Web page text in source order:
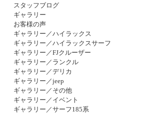
スタッフブログ
ギャラリー
お客様の声
ギャラリー／ハイラックス
ギャラリー／ハイラックスサーフ
ギャラリー／FJクルーザー
ギャラリー／ランクル
ギャラリー／デリカ
ギャラリー／jeep
ギャラリー／その他
ギャラリー／イベント
ギャラリー／サーフ185系